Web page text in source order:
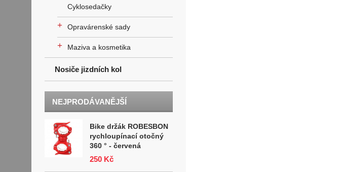
Cyklosedačky
+ Opravárenské sady
+ Maziva a kosmetika
Nosiče jizdních kol
NEJPRODÁVANĚJŠÍ
Bike držák ROBESBON
rychloupínací otočný
360 ° - červená
250 Kč